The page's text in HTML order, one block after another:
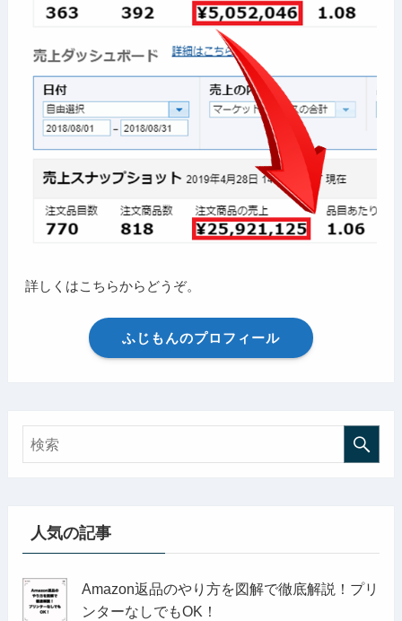
詳しくはこちらからどうぞ。
ふじもんのプロフィール
人気の記事
Amazon返品のやり方を図解で徹底解説！プリ
ンターなしでもOK！